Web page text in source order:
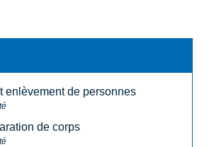
enlèvement de personnes
de corps